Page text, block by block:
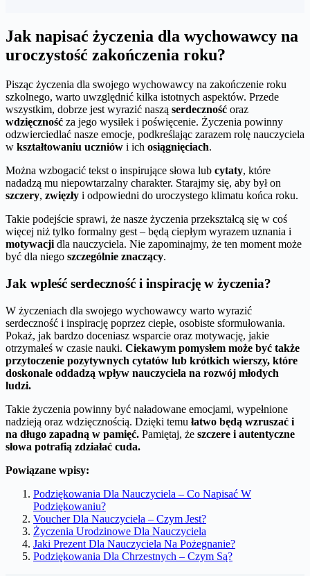
Jak napisać życzenia dla wychowawcy na
uroczystość zakończenia roku?
Pisząc życzenia dla swojego wychowawcy na zakończenie roku
szkolnego, warto uwzględnić kilka istotnych aspektów. Przede
wszystkim, dobrze jest wyrazić naszą serdeczność oraz
wdzięczność za jego wysiłek i poświęcenie. Życzenia powinny
odzwierciedlać nasze emocje, podkreślając zarazem rolę nauczyciela
w kształtowaniu uczniów i ich osiągnięciach.
Można wzbogacić tekst o inspirujące słowa lub cytaty, które
nadadzą mu niepowtarzalny charakter. Starajmy się, aby był on
szczery, zwięzły i odpowiedni do uroczystego klimatu końca roku.
Takie podejście sprawi, że nasze życzenia przekształcą się w coś
więcej niż tylko formalny gest – będą ciepłym wyrazem uznania i
motywacji dla nauczyciela. Nie zapominajmy, że ten moment może
być dla niego szczególnie znaczący.
Jak wpleść serdeczność i inspirację w życzenia?
W życzeniach dla swojego wychowawcy warto wyrazić
serdeczność i inspirację poprzez ciepłe, osobiste sformułowania.
Pokaż, jak bardzo doceniasz wsparcie oraz motywację, jakie
otrzymałeś w czasie nauki. Ciekawym pomysłem może być także
przytoczenie pozytywnych cytatów lub krótkich wierszy, które
doskonale oddadzą wpływ nauczyciela na rozwój młodych
ludzi.
Takie życzenia powinny być naładowane emocjami, wypełnione
nadzieją oraz wdzięcznością. Dzięki temu łatwo będą wzruszać i
na długo zapadną w pamięć. Pamiętaj, że szczere i autentyczne
słowa potrafią zdziałać cuda.
Powiązane wpisy:
Podziękowania Dla Nauczyciela – Co Napisać W
Podziękowaniu?
Voucher Dla Nauczyciela – Czym Jest?
Życzenia Urodzinowe Dla Nauczyciela
Jaki Prezent Dla Nauczyciela Na Pożegnanie?
Podziękowania Dla Chrzestnych – Czym Są?